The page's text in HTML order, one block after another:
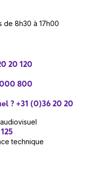
de 8h30 à 17h00
20 120
800
? +31 (0)36 20 20
technique